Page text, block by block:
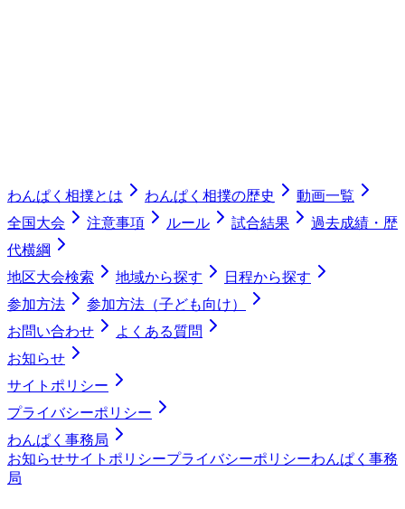
わんぱく相撲とは わんぱく相撲の歴史
動画一覧
全国大会
注意事項 ルール 試合結果
過去成績・歴
代横綱
地区大会検索
地域から探す
日程から探す
参加方法
参加方法（子ども向け）
お問い合わせ
よくある質問
お知らせ
サイトポリシー
プライバシーポリシー
わんぱく事務局
お知らせサイトポリシープライバシーポリシーわんぱく事務
局